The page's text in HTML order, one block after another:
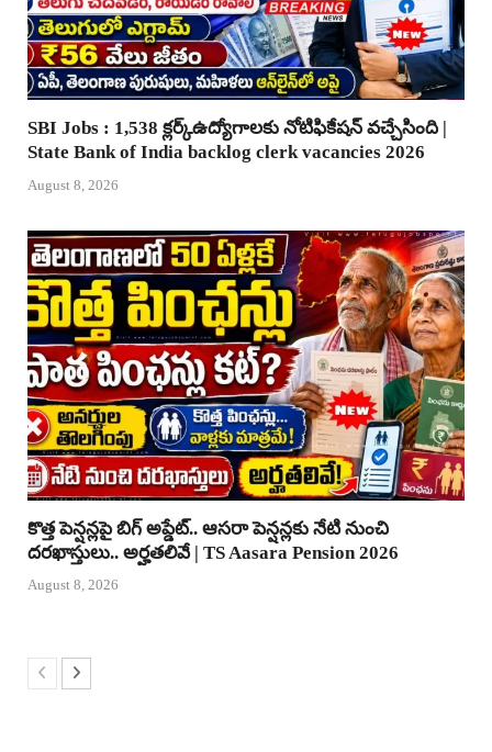
SBI Jobs : 1,538 క్లర్క్ఉద్యోగాలకు నోటిఫికేషన్ వచ్చేసింది |
State Bank of India backlog clerk vacancies 2026
August 8, 2026
కొత్త పెన్షన్లపై బిగ్ అప్డేట్.. ఆసరా పెన్షన్లకు నేటి నుంచి
దరఖాస్తులు.. అర్హతలివే | TS Aasara Pension 2026
August 8, 2026